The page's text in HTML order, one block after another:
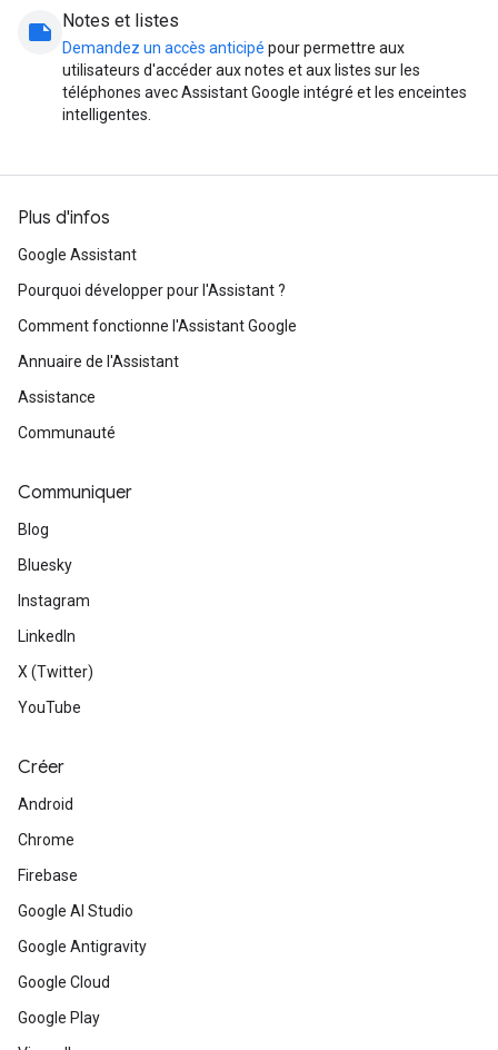
note Notes et listes
Demandez un accès anticipé pour permettre aux
utilisateurs d'accéder aux notes et aux listes sur les
téléphones avec Assistant Google intégré et les enceintes
intelligentes.
Plus d'infos
Google Assistant
Pourquoi développer pour l'Assistant ?
Comment fonctionne l'Assistant Google
Annuaire de l'Assistant
Assistance
Communauté
Communiquer
Blog
Bluesky
Instagram
LinkedIn
X (Twitter)
YouTube
Créer
Android
Chrome
Firebase
Google AI Studio
Google Antigravity
Google Cloud
Google Play